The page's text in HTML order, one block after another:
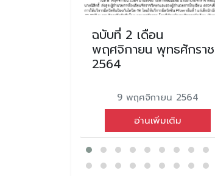
ฉบับที่ 2 เดือน
พฤศจิกายน พุทธศักราช
2564
9 พฤศจิกายน 2564
อ่านเพิ่มเติม